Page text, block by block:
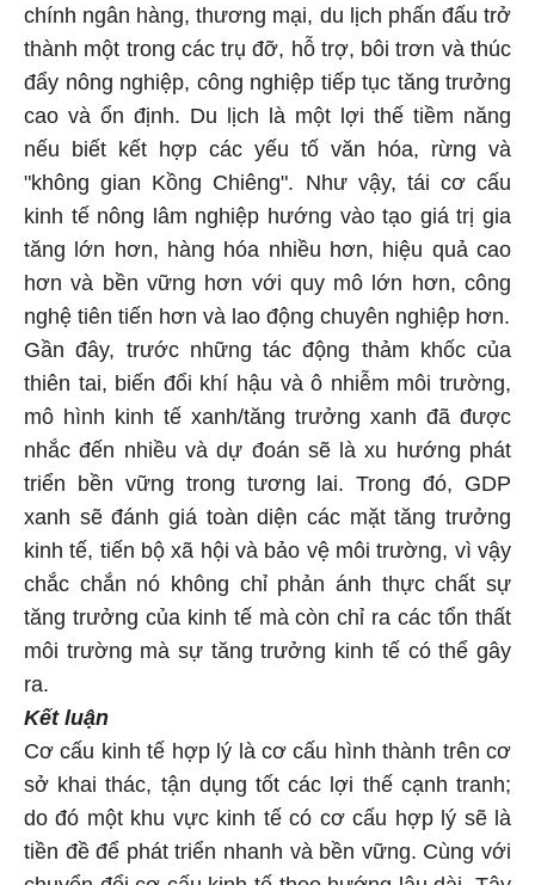
chính ngân hàng, thương mại, du lịch phấn đấu trở
thành một trong các trụ đỡ, hỗ trợ, bôi trơn và thúc
đẩy nông nghiệp, công nghiệp tiếp tục tăng trưởng
cao và ổn định. Du lịch là một lợi thế tiềm năng
nếu biết kết hợp các yếu tố văn hóa, rừng và
"không gian Kồng Chiêng". Như vậy, tái cơ cấu
kinh tế nông lâm nghiệp hướng vào tạo giá trị gia
tăng lớn hơn, hàng hóa nhiều hơn, hiệu quả cao
hơn và bền vững hơn với quy mô lớn hơn, công
nghệ tiên tiến hơn và lao động chuyên nghiệp hơn.
Gần đây, trước những tác động thảm khốc của
thiên tai, biến đổi khí hậu và ô nhiễm môi trường,
mô hình kinh tế xanh/tăng trưởng xanh đã được
nhắc đến nhiều và dự đoán sẽ là xu hướng phát
triển bền vững trong tương lai. Trong đó, GDP
xanh sẽ đánh giá toàn diện các mặt tăng trưởng
kinh tế, tiến bộ xã hội và bảo vệ môi trường, vì vậy
chắc chắn nó không chỉ phản ánh thực chất sự
tăng trưởng của kinh tế mà còn chỉ ra các tổn thất
môi trường mà sự tăng trưởng kinh tế có thể gây
ra.
Kết luận
Cơ cấu kinh tế hợp lý là cơ cấu hình thành trên cơ
sở khai thác, tận dụng tốt các lợi thế cạnh tranh;
do đó một khu vực kinh tế có cơ cấu hợp lý sẽ là
tiền đề để phát triển nhanh và bền vững. Cùng với